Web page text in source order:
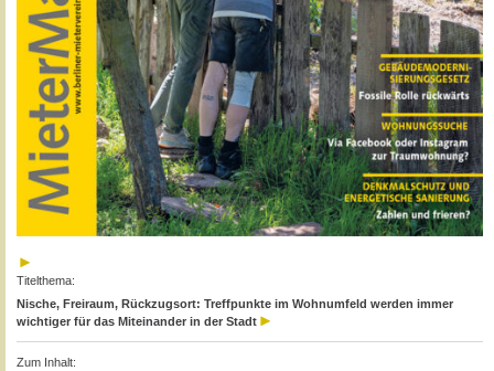
Titelthema:
Nische, Freiraum, Rückzugsort: Treffpunkte im Wohnumfeld werden immer
wichtiger für das Miteinander in der Stadt
Zum Inhalt: